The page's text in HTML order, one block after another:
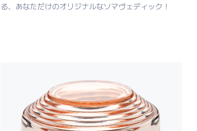
る、あなただけのオリジナルなソマヴェディック！